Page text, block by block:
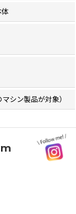
体
シン製品が対象）